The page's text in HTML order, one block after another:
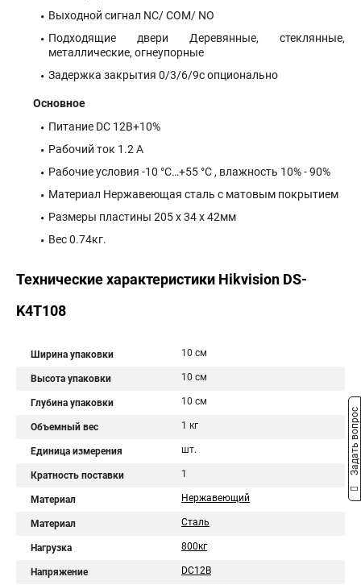
Выходной сигнал NC/ COM/ NO
Подходящие двери Деревянные, стеклянные,
металлические, огнеупорные
Задержка закрытия 0/3/6/9с опционально
Основное
Питание DC 12В+10%
Рабочий ток 1.2 А
Рабочие условия -10 °C…+55 °C , влажность 10% - 90%
Материал Нержавеющая сталь с матовым покрытием
Размеры пластины 205 x 34 x 42мм
Вес 0.74кг.
Технические характеристики Hikvision DS-
K4T108
Ширина упаковки 10 см
Высота упаковки 10 см
Глубина упаковки 10 см
Объемный вес 1 кг
Единица измерения шт.
Кратность поставки 1
Материал Нержавеющий
Материал Сталь
Нагрузка 800кг
Напряжение DC12В
Задать вопрос